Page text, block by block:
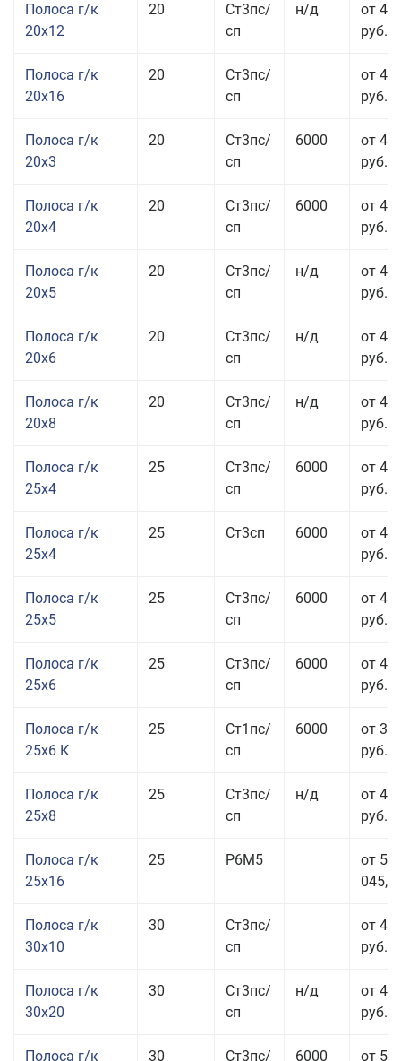
Полоса г/к
20x12
20
Ст3пс/
сп
н/д
от 44
руб.
Полоса г/к
20x16
20
Ст3пс/
сп
от 48
руб.
Полоса г/к
20x3
20
Ст3пс/
сп
6000
от 47
руб.
Полоса г/к
20x4
20
Ст3пс/
сп
6000
от 44
руб.
Полоса г/к
20x5
20
Ст3пс/
сп
н/д
от 43
руб.
Полоса г/к
20x6
20
Ст3пс/
сп
н/д
от 45
руб.
Полоса г/к
20x8
20
Ст3пс/
сп
н/д
от 45
руб.
Полоса г/к
25x4
25
Ст3пс/
сп
6000
от 43
руб.
Полоса г/к
25x4
25 Ст3сп 6000
от 43
руб.
Полоса г/к
25x5
25
Ст3пс/
сп
6000
от 42
руб.
Полоса г/к
25x6
25
Ст3пс/
сп
6000
от 44
руб.
Полоса г/к
25x6 К
25
Ст1пс/
сп
6000
от 35
руб.
Полоса г/к
25x8
25
Ст3пс/
сп
н/д
от 44
руб.
Полоса г/к
25x16
25 Р6М5
от
Полоса г/к
30x10
30
Ст3пс/
сп
от 46
руб.
Полоса г/к
30x20
30
Ст3пс/
сп
н/д
от 44
руб.
Полоса г/к 30 Ст3пс/ 6000 от 50